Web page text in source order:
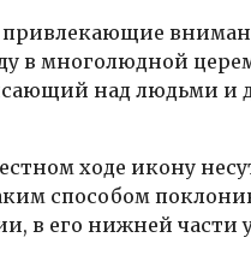
в многолюдной
над людьми
ходе икону
способом
в его нижней части